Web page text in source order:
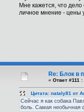
Мне кажется, что
личное мнение - цены
Re: Блок в
« Ответ #111 :
Цитата: nataly81 от
Сейчас я как собака
боль. Самая необычная